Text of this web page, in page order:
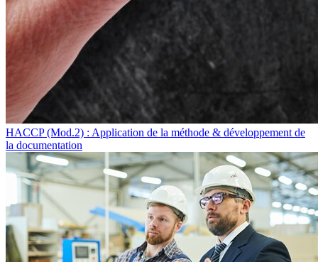
HACCP (Mod.2) : Application de la méthode & développement de
la documentation